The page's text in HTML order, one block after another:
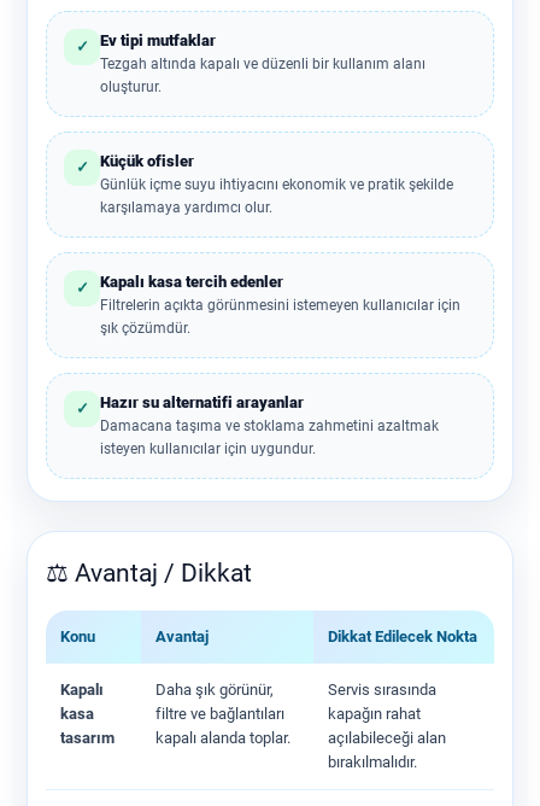
✓ Ev tipi mutfaklar
Tezgah altında kapalı ve düzenli bir kullanım alanı
oluşturur.
✓ Küçük ofisler
Günlük içme suyu ihtiyacını ekonomik ve pratik şekilde
karşılamaya yardımcı olur.
✓ Kapalı kasa tercih edenler
Filtrelerin açıkta görünmesini istemeyen kullanıcılar için
şık çözümdür.
✓ Hazır su alternatifi arayanlar
Damacana taşıma ve stoklama zahmetini azaltmak
isteyen kullanıcılar için uygundur.
⚖️ Avantaj / Dikkat
Konu Avantaj Dikkat Edilecek Nokta
Kapalı
kasa
tasarım
Daha şık görünür,
filtre ve bağlantıları
kapalı alanda toplar.
Servis sırasında
kapağın rahat
açılabileceği alan
bırakılmalıdır.